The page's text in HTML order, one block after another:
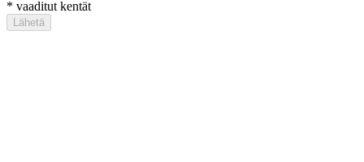
* vaaditut kentät